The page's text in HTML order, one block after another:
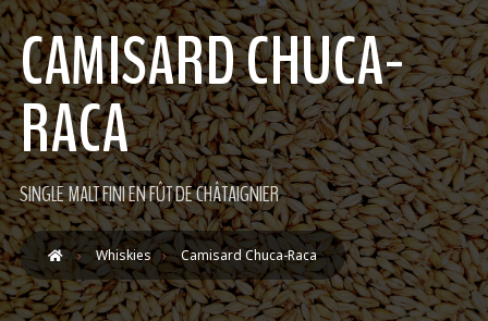
CAMISARD CHUCA-
RACA
SINGLE MALT FINI EN FÛT DE CHÂTAIGNIER
Whiskies Camisard Chuca-Raca